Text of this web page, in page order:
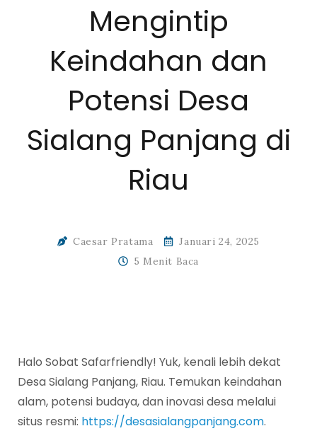
Mengintip
Keindahan dan
Potensi Desa
Sialang Panjang di
Riau
Caesar Pratama
Januari 24, 2025
5 Menit Baca
Halo Sobat Safarfriendly! Yuk, kenali lebih dekat
Desa Sialang Panjang, Riau. Temukan keindahan
alam, potensi budaya, dan inovasi desa melalui
situs resmi: https://desasialangpanjang.com.